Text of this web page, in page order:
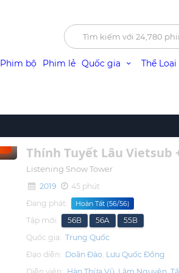
Phim bộ Phim lẻ Quốc gia Thể Loại
Thính Tuyết Lâu Vietsub
Listening Snow Tower
2019
45 phút
Đang phát:
Hoàn Tất (56/56)
Tập mới: 56B 56A
55B
Quốc gia: Trung Quốc
Đạo diễn: Doãn Đào Lưu Quốc Đồng